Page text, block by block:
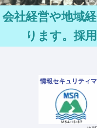
会社経営や地域
ります。採
情報セキュリティ